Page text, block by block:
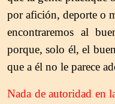
por afición, deporte o
encontraremos al
porque, solo él, el
que a él no le parece
Nada de autoridad en